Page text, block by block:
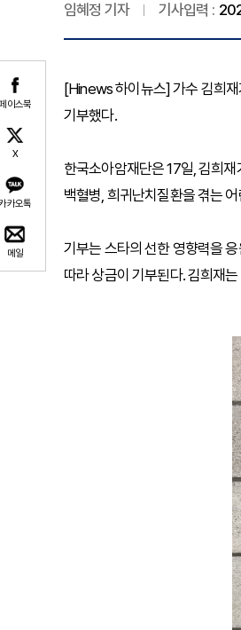
이스북
X
카오톡
메일
임혜정 기자 기사입력 :
[Hinews 하이뉴스] 가수 김희
기부했다.
한국소아암재단은 17일, 김희
백혈병, 희귀난치질환을 겪는
기부는 스타의 선한 영향력을
따라 상금이 기부된다. 김희재